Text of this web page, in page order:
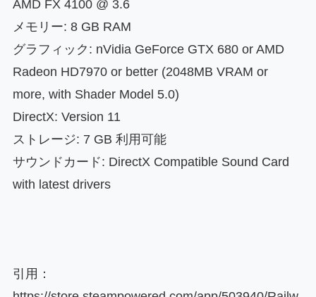
AMD FX 4100 @ 3.6
メモリー: 8 GB RAM
グラフィック: nVidia GeForce GTX 680 or AMD
Radeon HD7970 or better (2048MB VRAM or
more, with Shader Model 5.0)
DirectX: Version 11
ストレージ: 7 GB 利用可能
サウンドカード: DirectX Compatible Sound Card
with latest drivers
引用：